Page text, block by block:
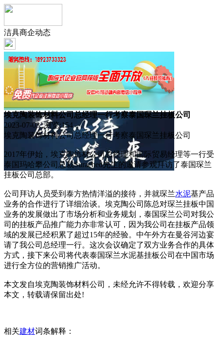
洁具商企动态
埃克陶装饰材料公司总经理一行考察泰国琛兰挂板公司
2023-07-03 浏览:154
埃克陶装饰材料公司总经理一行考察泰国琛兰挂板公司
2017年伊始，埃克陶饰材公司总经理和国际贸易经理等一行受
泰国玛哈攀公司总裁Surached先生的邀请参观拜访了泰国琛兰
挂板公司总部。
公司拜访人员受到泰方热情洋溢的接待，并就琛兰水泥基产品
业务的合作进行了详细洽谈。埃克陶公司陈总对琛兰挂板中国
业务的发展做出了市场分析和业务规划，泰国琛兰公司对我公
司的挂板产品推广能力亦非常认可，因为我公司在挂板产品领
域的发展已经积累了超过15年的经验。中午外方在曼谷河边宴
请了我公司总经理一行。这次会议确定了双方业务合作的具体
方式，接下来公司将代表泰国琛兰水泥基挂板公司在中国市场
进行全方位的营销推广活动。
本文发自埃克陶装饰材料公司，未经允许不得转载，欢迎分享
本文，转载请保留出处!
相关建材词条解释：